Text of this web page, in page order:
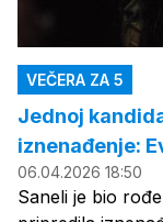
VEČERA ZA 5
Jednoj
iznenađenje:
06.04.2026 18:50
Saneli je bio